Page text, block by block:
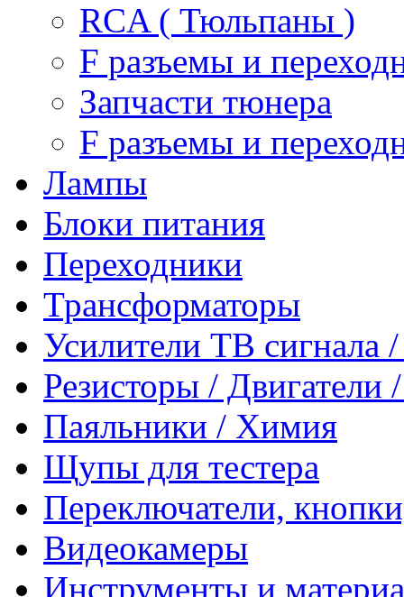
RCA ( Тюльпаны )
F разъемы и
Запчасти тюнера
F разъемы и
Лампы
Блоки питания
Переходники
Трансформаторы
Усилители ТВ сигнала
Резисторы /
Паяльники / Химия
Щупы для тестера
Переключатели,
Видеокамеры
Инструменты и